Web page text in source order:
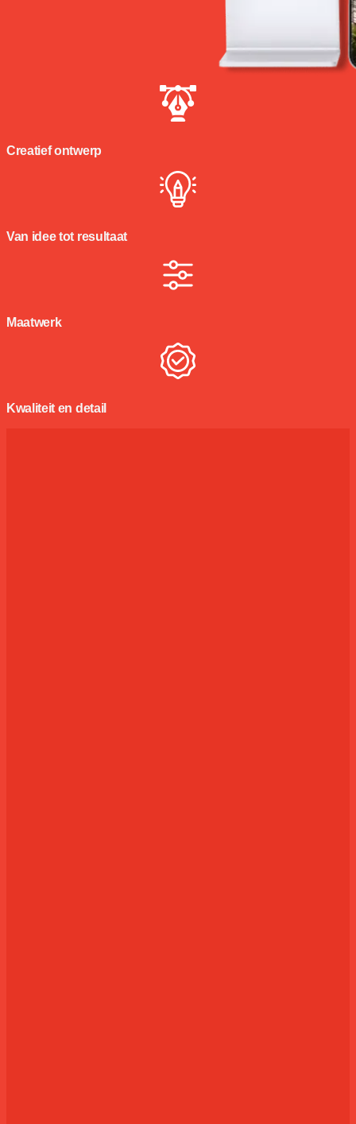
Creatief ontwerp
Van idee tot resultaat
Maatwerk
Kwaliteit en detail